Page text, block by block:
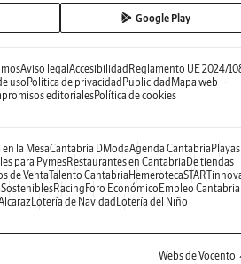
Google Play
Aviso legal Accesibilidad Reglamento UE 2024/
usoPolítica de privacidad Publicidad Mapa web
editorialesPolítica de cookies
la MesaCantabria DModaAgenda Cantabria Playas
para PymesRestaurantes en Cantabria De tiendas
de VentaTalento Cantabria Hemeroteca
SosteniblesRacing Foro Económico Empleo Cantabria
Lotería de Navidad Lotería del Niño
Webs de Vocento